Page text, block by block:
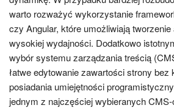
warto rozważyć wykorzystanie
czy Angular, które umożliwiają
wysokiej wydajności. Dodatkowo
wybór systemu zarządzania treścią
łatwe edytowanie zawartości strony bez
posiadania umiejętności
jednym z najczęściej wybieranych